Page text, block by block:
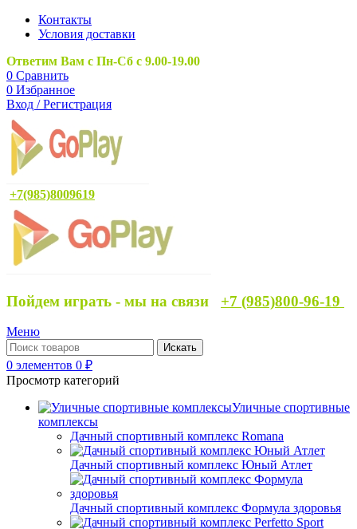
Контакты
Условия доставки
Ответим Вам с Пн-Сб с 9.00-19.00
0 Сравнить
0 Избранное
Вход / Регистрация
+7(985)8009619
Пойдем играть - мы на связи +7 (985)800-96-19
Меню
Искать
0 элементов 0 ₽
Просмотр категорий
Уличные спортивные
комплексы
Дачный спортивный комплекс Romana
Дачный спортивный комплекс Юный Атлет
Дачный спортивный комплекс Формула здоровья